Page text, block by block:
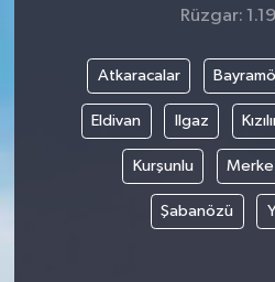
Rüzgar:
Atkaracalar
Eldivan Ilgaz
Kurşunlu
Şabanözü